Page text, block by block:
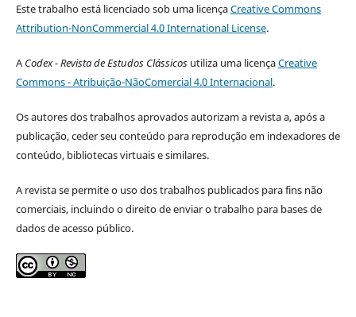
Este trabalho está licenciado sob uma licençaCreative Commons
Attribution-NonCommercial 4.0 International License.
ACodex - Revista de Estudos Clássicosutiliza uma licençaCreative
Commons - Atribuição-NãoComercial 4.0 Internacional.
Os autores dos trabalhos aprovados autorizam a revista a, após a
publicação, ceder seu conteúdo para reprodução em indexadores de
conteúdo, bibliotecas virtuais e similares.
A revista se permite o uso dos trabalhos publicados para fins não
comerciais, incluindo o direito de enviar o trabalho para bases de
dados de acesso público.